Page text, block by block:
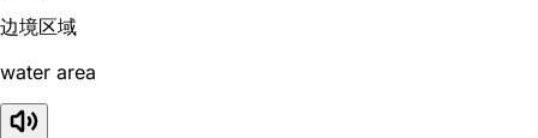
边境区域
water area